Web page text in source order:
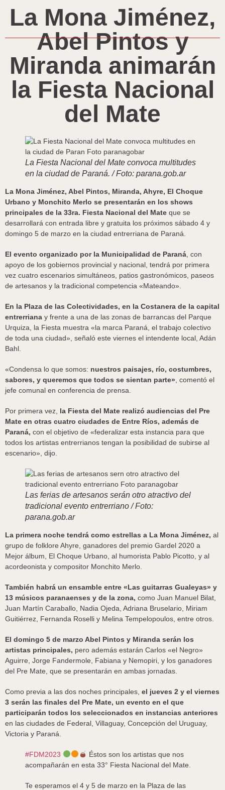
La Mona Jiménez,
Abel Pintos y
Miranda animarán
la Fiesta Nacional
del Mate
La Fiesta Nacional del Mate convoca multitudes
en la ciudad de Paraná. / Foto: parana.gob.ar
La Mona Jiménez, Abel Pintos, Miranda, Ahyre, El Choque
Urbano y Monchito Merlo se presentarán en los shows
principales de la 33ra. Fiesta Nacional del Mate que se
desarrollará con entrada libre y gratuita los próximos sábado 4 y
domingo 5 de marzo en la ciudad entrerriana de Paraná.
El evento organizado por la Municipalidad de Paraná , con
apoyo de los gobiernos provincial y nacional, tendrá por primera
vez cuatro escenarios simultáneos, patios gastronómicos, paseos
de artesanos y la tradicional competencia «Mateando».
En la Plaza de las Colectividades, en la Costanera de la capital
entrerriana y frente a una de las zonas de barrancas del Parque
Urquiza, la Fiesta muestra «la marca Paraná, el trabajo colectivo
de toda una ciudad», señaló este viernes el intendente local, Adán
Bahl.
«Condensa lo que somos: nuestros paisajes, río, costumbres,
sabores, y queremos que todos se sientan parte» , comentó el
jefe comunal en conferencia de prensa.
Por primera vez, la Fiesta del Mate realizó audiencias del Pre
Mate en otras cuatro ciudades de Entre Ríos, además de
Paraná, con el objetivo de «federalizar esta instancia para que
todos los artistas entrerrianos tengan la posibilidad de subirse al
escenario», dijo.
Las ferias de artesanos serán otro atractivo del
tradicional evento entrerriano / Foto:
parana.gob.ar
La primera noche tendrá como estrellas a La Mona Jiménez, al
grupo de folklore Ahyre, ganadores del premio Gardel 2020 a
Mejor álbum, El Choque Urbano, al humorista Pablo Picotto, y al
acordeonista y compositor Monchito Merlo.
También habrá un ensamble entre «Las guitarras Gualeyas» y
13 músicos paranaenses y de la zona, como Juan Manuel Bilat,
Juan Martín Caraballo, Nadia Ojeda, Adriana Bruselario, Miriam
Guitiérrez, Fernanda Roselli y Melina Tempelopoulos, entre otros.
El domingo 5 de marzo Abel Pintos y Miranda serán los
artistas principales, pero además estarán Carlos «el Negro»
Aguirre, Jorge Fandermole, Fabiana y Nemopiri, y los ganadores
del Pre Mate, que se presentarán en ambas jornadas.
Como previa a las dos noches principales, el jueves 2 y el viernes
3 serán las finales del Pre Mate, un evento en el que
participarán todos los seleccionados en instancias anteriores
en las ciudades de Federal, Villaguay, Concepción del Uruguay,
Victoria y Paraná.
#FDM2023
Éstos son los artistas que nos
acompañarán en esta 33° Fiesta Nacional del Mate.
Te esperamos el 4 y 5 de marzo en la Plaza de las